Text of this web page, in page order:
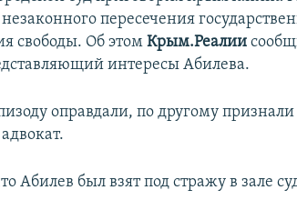
пересечения
свободы. Об этомКрым.Реалии
интересы Абилева.
оправдали, по другому
Абилев был взят под стражу в зале